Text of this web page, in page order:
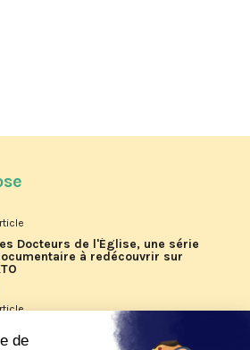
Docteurs de l'Église, une série
à redécouvrir sur
Les reportages d'été 2026 de KTO